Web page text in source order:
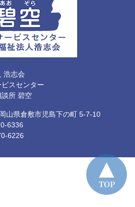
浩志会
スセンター
所 碧空
山県倉敷市児島下の町 5-7-10
6336
6226